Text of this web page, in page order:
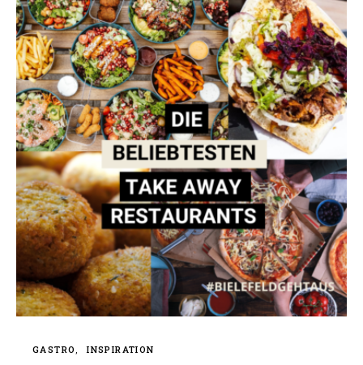
GASTRO INSPIRATION